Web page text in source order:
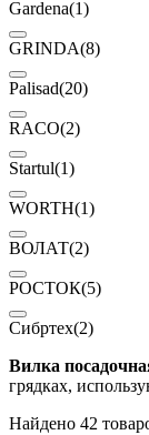
Gardena(1)
GRINDA(8)
Palisad(20)
RACO(2)
Startul(1)
WORTH(1)
ВОЛАТ(2)
РОСТОК(5)
Сибртех(2)
Вилка
грядках,
Найдено 42